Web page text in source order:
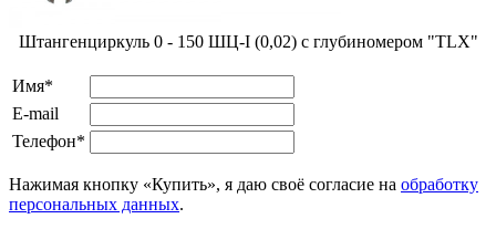
Штангенциркуль 0 - 150 ШЦ-I (0,02) с глубиномером "TLX"
Имя*
E-mail
Телефон*
Нажимая кнопку «Купить», я даю своё согласие на обработку
персональных данных.